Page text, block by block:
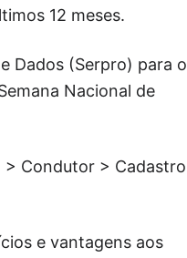
12 meses.
Dados (Serpro) para o
Nacional de
> Condutor > Cadastro
e vantagens aos